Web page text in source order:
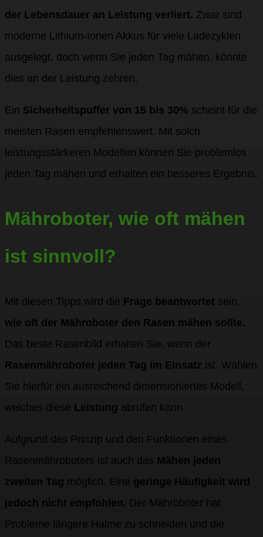
der Lebensdauer an Leistung verliert. Zwar sind
moderne Lithium-Ionen Akkus für viele Ladezyklen
ausgelegt, doch wenn Sie jeden Tag mähen, könnte
dies an der Leistung zehren.
Ein Sicherheitspuffer von 15 bis 30% scheint für die
meisten Rasen empfehlenswert. Mit solch
leistungsstärkeren Modellen können Sie problemlos
jeden Tag mähen und erhalten ein besseres Ergebnis.
Mähroboter, wie oft mähen
ist sinnvoll?
Mit diesen Tipps wird die Frage beantwortet sein,
wie oft der Mähroboter den Rasen mähen sollte.
Das beste Rasenbild erhalten Sie, wenn der
Rasenmähroboter jeden Tag im Einsatz ist. Wählen
Sie hierfür ein ausreichend dimensioniertes Modell,
welches diese Leistung abrufen kann.
Aufgrund des Prinzip und den Funktionen eines
Rasenmähroboters ist auch das Mähen jeden
zweiten Tag möglich. Eine geringe Häufigkeit wird
jedoch nicht empfohlen. Der Mähroboter hat
Probleme längere Halme zu schneiden und die